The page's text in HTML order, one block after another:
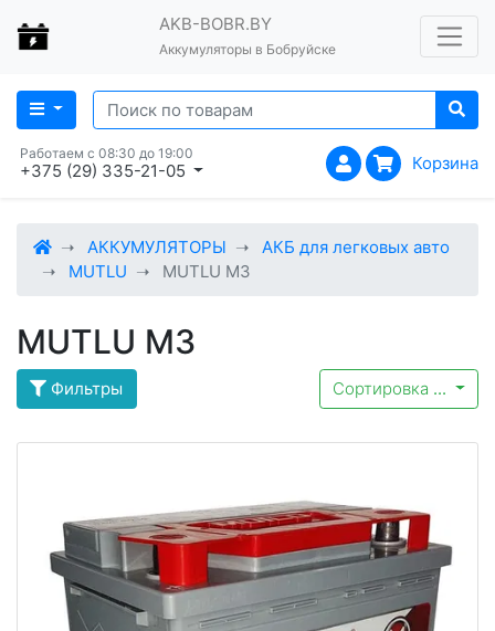
AKB-BOBR.BY
Аккумуляторы в Бобруйске
Работаем с 08:30 до 19:00
+375 (29) 335-21-05 Корзина
АККУМУЛЯТОРЫ
АКБ для легковых авто
MUTLU
MUTLU M3
MUTLU M3
Фильтры Сортировка ...